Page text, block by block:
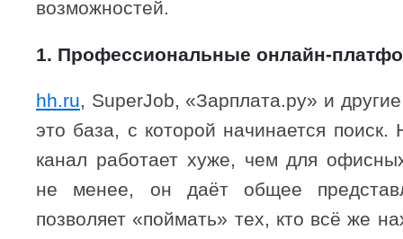
возможностей.
1. Профессиональные онлайн-
hh.ru, SuperJob, «Зарплата.ру» и
это база, с которой начинается поиск.
канал работает хуже, чем для
не менее, он даёт общее
позволяет «поймать» тех, кто всё же